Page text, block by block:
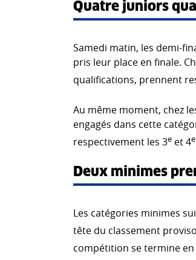
Quatre juniors
Samedi matin, les demi-
pris leur place en finale.
qualifications, prennent
Au même moment, chez
engagés dans cette
respectivement les 3e et 4e
Deux minimes
Les catégories minimes
tête du classement
compétition se termine